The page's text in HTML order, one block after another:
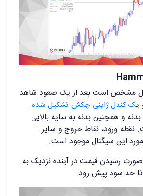
مشخص است بعد از یک صعود شاهد
یک کندل ژاپنی چکش تشکیل شده.
و همچنین بدنه به سایه بالایی
نقطه ورود، نقاط خروج و سایر
مورد این سیگنال موجود است.
صورت رسیدن قیمت در آینده نزدیک به
حد سود پیش رود.